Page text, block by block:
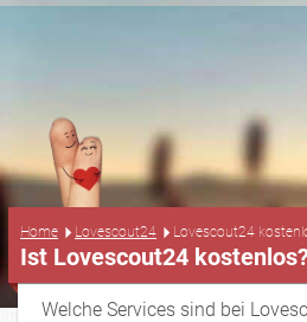
Home Lovescout24 Lovescout24
Ist Lovescout24
Welche Services sind bei